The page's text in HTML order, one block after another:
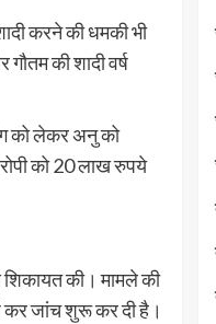
करने की धमकी भी
की शादी वर्ष
को लेकर अनु को
को 20 लाख रुपये
शिकायत की। मामले की
कर जांच शुरू कर दी है।